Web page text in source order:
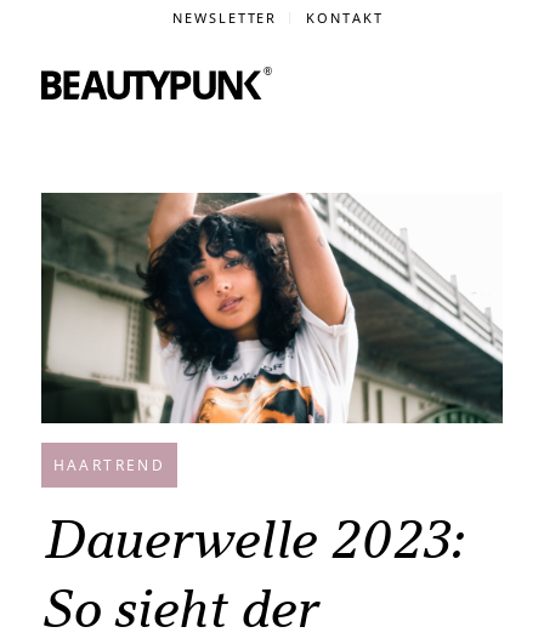
NEWSLETTER KONTAKT
HAARTREND
Dauerwelle 2023:
So sieht der